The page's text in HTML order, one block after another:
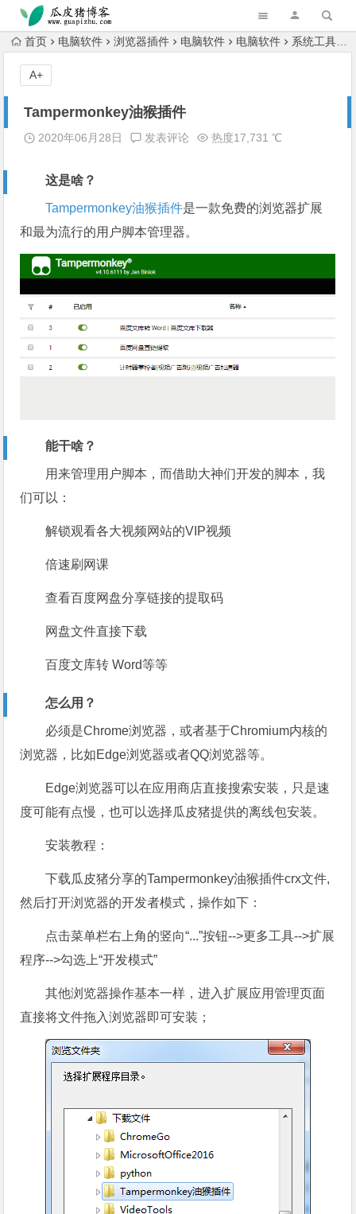
跳转到主内容
首页 电脑软件 浏览器插件 电脑软件 电脑软件 系统工具
Tampermonkey油猴插件
2020年06月28日 发表评论 热度17,731 ℃
这是啥？
Tampermonkey油猴插件是一款免费的浏览器扩展
和最为流行的用户脚本管理器。
能干啥？
用来管理用户脚本，而借助大神们开发的脚本，我
们可以：
解锁观看各大视频网站的VIP视频
倍速刷网课
查看百度网盘分享链接的提取码
网盘文件直接下载
百度文库转 Word等等
怎么用？
必须是Chrome浏览器，或者基于Chromium内核的
浏览器，比如Edge浏览器或者QQ浏览器等。
Edge浏览器可以在应用商店直接搜索安装，只是速
度可能有点慢，也可以选择瓜皮猪提供的离线包安装。
安装教程：
下载瓜皮猪分享的Tampermonkey油猴插件crx文件,
然后打开浏览器的开发者模式，操作如下：
点击菜单栏右上角的竖向“...”按钮-->更多工具-->扩展
程序-->勾选上“开发模式”
其他浏览器操作基本一样，进入扩展应用管理页面
直接将文件拖入浏览器即可安装；
A+